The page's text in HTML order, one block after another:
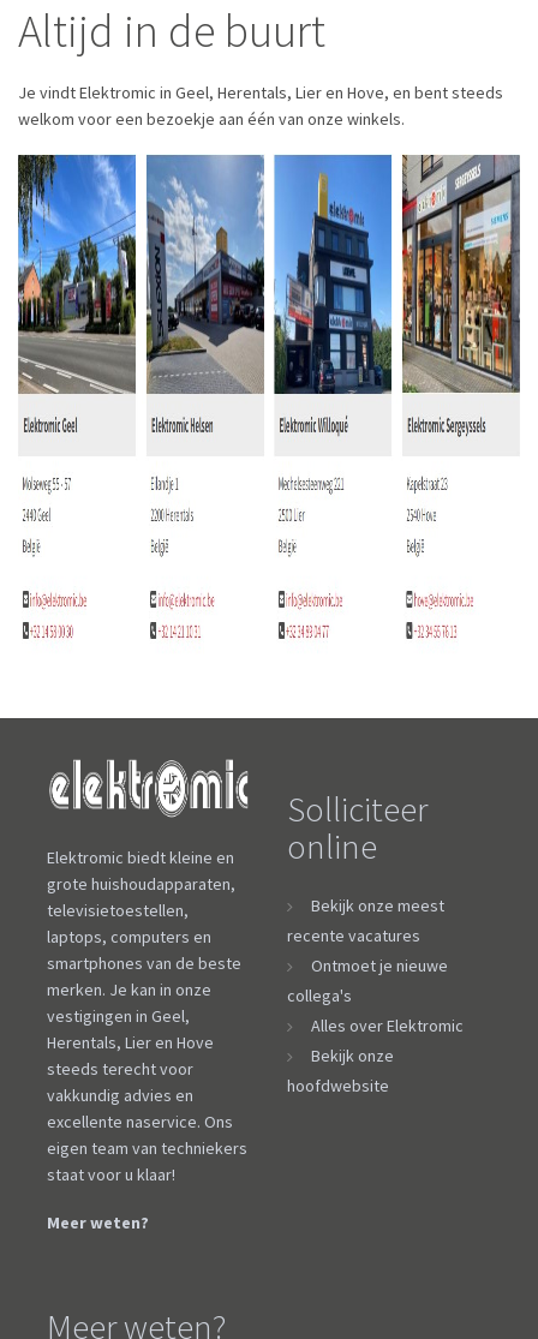
Altijd in de buurt
Je vindt Elektromic in Geel, Herentals, Lier en Hove, en bent steeds
welkom voor een bezoekje aan één van onze winkels.
Elektromic biedt kleine en
grote huishoudapparaten,
televisietoestellen,
laptops, computers en
smartphones van de beste
merken. Je kan in onze
vestigingen in Geel,
Herentals, Lier en Hove
steeds terecht voor
vakkundig advies en
excellente naservice. Ons
eigen team van techniekers
staat voor u klaar!
Meer weten?
Solliciteer
online
Bekijk onze meest
recente vacatures
Ontmoet je nieuwe
collega's
Alles over Elektromic
Bekijk onze
hoofdwebsite
Meer weten?